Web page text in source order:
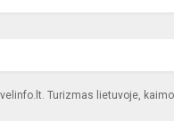
Turizmas lietuvoje,